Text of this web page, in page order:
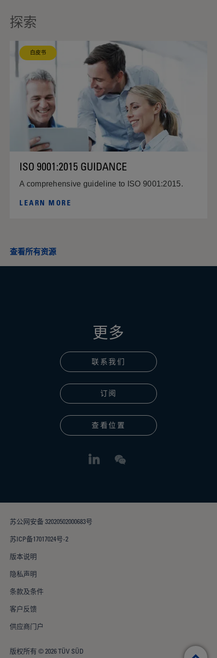
探索
白皮书
ISO 9001:2015 GUIDANCE
A comprehensive guideline to ISO 9001:2015.
LEARN MORE
查看所有资源
更多
联系我们
订阅
查看位置
苏公网安备 32020502000683号
苏ICP备17017024号-2
版本说明
隐私声明
条款及条件
客户反馈
供应商门户
版权所有 © 2026 TÜV SÜD
T